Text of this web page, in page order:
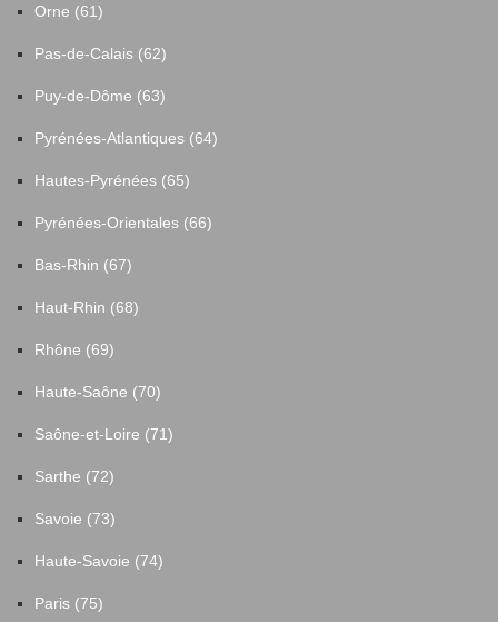
Orne (61)
Pas-de-Calais (62)
Puy-de-Dôme (63)
Pyrénées-Atlantiques (64)
Hautes-Pyrénées (65)
Pyrénées-Orientales (66)
Bas-Rhin (67)
Haut-Rhin (68)
Rhône (69)
Haute-Saône (70)
Saône-et-Loire (71)
Sarthe (72)
Savoie (73)
Haute-Savoie (74)
Paris (75)